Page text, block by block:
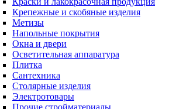
Крепежные и скобяные изделия
Метизы
Напольные покрытия
Окна и двери
Осветительная аппаратура
Плитка
Сантехника
Столярные изделия
Электротовары
Прочие стройматериалы